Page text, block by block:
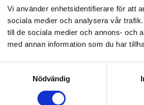
Vi använder enhetsidentifierare för att
sociala medier och analysera vår
till de sociala medier och annons- och
med annan information som du har
Nödvändig
YOGA: Yoga med fokus på att landa in
på bästa sätt och landa in för att sedan
Handduk, filt eller yogamatta att yoga
Multiarenan, vid stranden